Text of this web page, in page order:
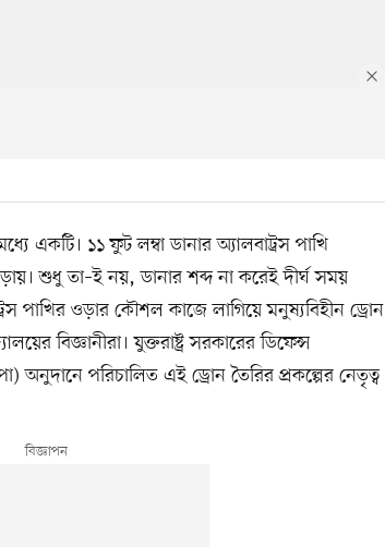
একটি। ১১ ফুট লম্বা ডানার অ্যালবাট্রস পাখি
শুধু তা–ই নয়, ডানার শব্দ না করেই দীর্ঘ সময়
পাখির ওড়ার কৌশল কাজে লাগিয়ে মনুষ্যবিহীন ড্রোন
বিজ্ঞানীরা। যুক্তরাষ্ট্র সরকারের ডিফেন্স
অনুদানে পরিচালিত এই ড্রোন তৈরির প্রকল্পের নেতৃত্ব